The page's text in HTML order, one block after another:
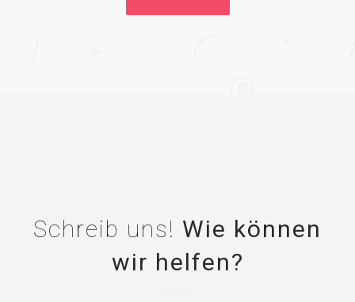
Schreib uns! Wie können
wir helfen?